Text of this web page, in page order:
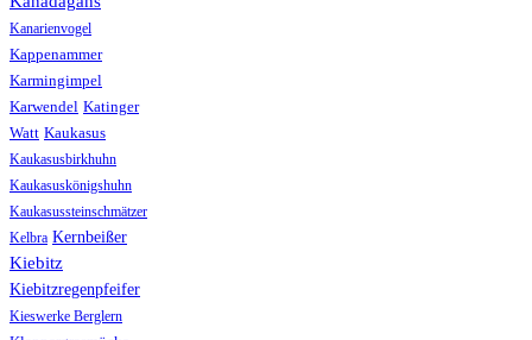
Kanarienvogel
Kappenammer
Karmingimpel
Karwendel Katinger
Watt Kaukasus
Kaukasusbirkhuhn
Kaukasuskönigshuhn
Kaukasussteinschmätzer
Kelbra Kernbeißer
Kiebitz
Kiebitzregenpfeifer
Kieswerke Berglern